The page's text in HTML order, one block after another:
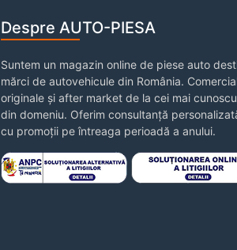
Despre AUTO-PIESA
Suntem un magazin online de piese auto
mărci de autovehicule din România.
originale și after market de la cei mai
din domeniu. Oferim consultanță
cu promoții pe întreaga perioadă a anului.